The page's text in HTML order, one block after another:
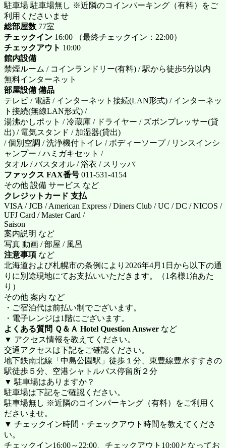
駐車場 駐車場無し ※近隣のコインパーキング（有料）をご
利用くださいませ
総部屋数 77室
チェックイン 16:00 （最終チェックイン：22:00）
チェックアウト 10:00
館内設備
禁煙ルーム / コインランドリー(有料) / 駅から徒歩5分以内
無料インターネット
部屋設備 備品
テレビ / 電話 / インターネット接続(LAN形式) / インターネッ
ト接続(無線LAN形式) /
湯沸かしポット / 冷蔵庫 / ドライヤー / ズボンプレッサー(貸
出) / 電気スタンド / 加湿器(貸出)
/ 個別空調 / 洗浄機付トイレ / ボディーソープ / リンスインシ
ャンプー / ハミガキセット /
タオル / バスタオル / 浴衣 / スリッパ
ファックス FAX番号 011-531-4154
その他 設備 サービス など
クレジットカード 支払
VISA / JCB / American Express / Diners Club / UC / DC / NICOS /
UFJ Card / Master Card /
Saison
案内説明 など
写真 動画 / 部屋 / 風呂
注意事項 など
北海道および札幌市の条例により2026年4月1日から以下の通
りに別途現地にてお支払いいただきます。（1名様1泊あた
り）
その他 案内 など
・ご宿泊代は前払い制でございます。
・電子レンジは1階にございます。
よくある質問 Ｑ＆Ａ Hotel Question Answer など
▼ アクセス情報を教えてください。
交通アクセスは下記をご確認ください。
地下鉄南北線「中島公園駅」徒歩１分、東豊線豊水すすきの
駅徒歩５分、空港シャトルバス停留所２分
▼ 駐車場はありますか？
駐車場は下記をご確認ください。
駐車場無し ※近隣のコインパーキング（有料）をご利用く
ださいませ。
▼ チェックイン時間・チェックアウト時間を教えてくださ
い。
チェックイン16:00～22:00、チェックアウト10:00となってお